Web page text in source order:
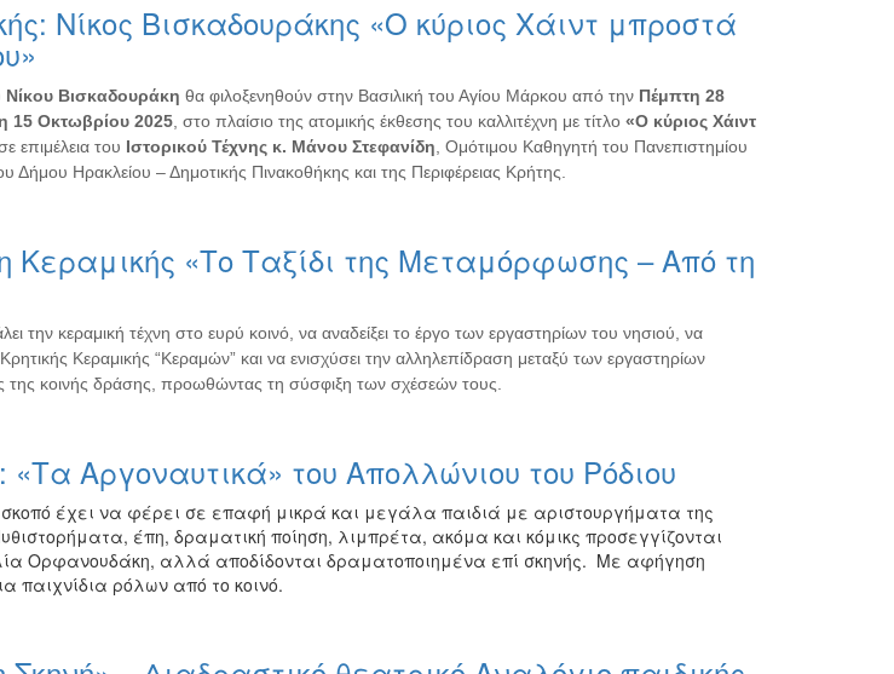
Νίκος Βισκαδουράκης «Ο κύριος Χάιντ μπροστά
Νίκου Βισκαδουράκη θα φιλοξενηθούν στην Βασιλική του Αγίου Μάρκου από την Πέμπτη 28
15 Οκτωβρίου 2025, στο πλαίσιο της ατομικής έκθεσης του καλλιτέχνη με τίτλο «Ο κύριος Χάιντ
επιμέλεια του Ιστορικού Τέχνης κ. Μάνου Στεφανίδη , Ομότιμου Καθηγητή του Πανεπιστημίου
Ηρακλείου – Δημοτικής Πινακοθήκης και της Περιφέρειας Κρήτης.
Κεραμικής «Το Ταξίδι της Μεταμόρφωσης – Από τη
την κεραμική τέχνη στο ευρύ κοινό, να αναδείξει το έργο των εργαστηρίων του νησιού, να
Κεραμικής “Κεραμών” και να ενισχύσει την αλληλεπίδραση μεταξύ των εργαστηρίων
της κοινής δράσης, προωθώντας τη σύσφιξη των σχέσεών τους.
«Τα Αργοναυτικά» του Απολλώνιου του Ρόδιου
έχει να φέρει σε επαφή μικρά και μεγάλα παιδιά με αριστουργήματα της
έπη, δραματική ποίηση, λιμπρέτα, ακόμα και κόμικς προσεγγίζονται
Ορφανουδάκη, αλλά αποδίδονται δραματοποιημένα επί σκηνής. Με αφήγηση
παιχνίδια ρόλων από το κοινό.